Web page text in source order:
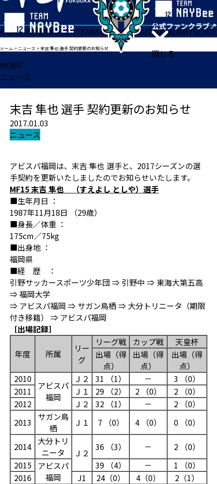
閉じる
HOMETICKETMATCHTEAMNEWSGOODSFANACADEMY
ホーム >ニュース >末吉 隼也 選手 契約更新のお知らせ
NEWS
ニュース
末吉 隼也 選手 契約更新のお知らせ
2017.01.03
ニュース
アビスパ福岡は、末吉 隼也 選手と、2017シーズンの選
手契約を更新いたしましたのでお知らせいたします。
MF15 末吉 隼也 （すえよし としや）選手
■生年月日 ：
1987年11月18日 （29歳）
■身長／体重 ：
175cm／75kg
■出身地 ：
福岡県
■経 歴 ：
引野サッカースポーツ少年団 ⇒ 引野中 ⇒ 東海大第五高
⇒ 福岡大学
⇒ アビスパ福岡 ⇒ サガン鳥栖 ⇒ 大分トリニータ（期限
付き移籍） ⇒ アビスパ福岡
［出場記録］
年度 所属
リー
グ
リーグ戦 カップ戦
天皇杯
出場（得
点）
出場（得
点）
出場（得
点）
2010
アビスパ
福岡
Ｊ２ 31 （1） －
3 （0）
2011
Ｊ１ 29 （2） 2 （0）
2 （0）
2012
Ｊ２ 32 （1） －
2 （0）
2013
サガン鳥
栖
Ｊ１ 7 （0） 4 （0） 0 （0）
2014
大分トリ
ニータ
Ｊ２
36 （3） －
2 （0）
2015
アビスパ
福岡
39 （4） －
1 （0）
2016
J1 24（0） 4（0）
2（1）